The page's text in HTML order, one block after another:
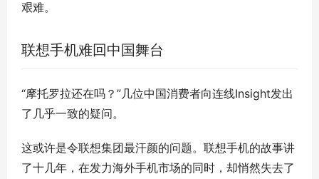
艰难。
联想手机难回中国舞台
“摩托罗拉还在吗？”几位中国消费者向连线Insight发出
了几乎一致的疑问。
这或许是令联想集团最汗颜的问题。联想手机的故事讲
了十几年，在发力海外手机市场的同时，却悄然失去了